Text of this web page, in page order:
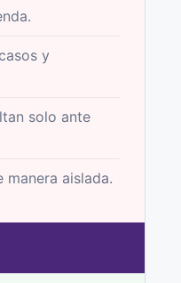
y
solo ante
aislada.